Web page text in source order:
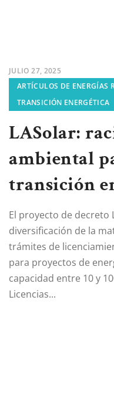
JULIO 27, 2025
ARTÍCULOS DE ENERGÍAS
TRANSICIÓN ENERGÉTICA
LASolar:
ambiental
transición
El proyecto de decreto
diversificación de la
trámites de
para proyectos de
capacidad entre 10 y
Licencias...